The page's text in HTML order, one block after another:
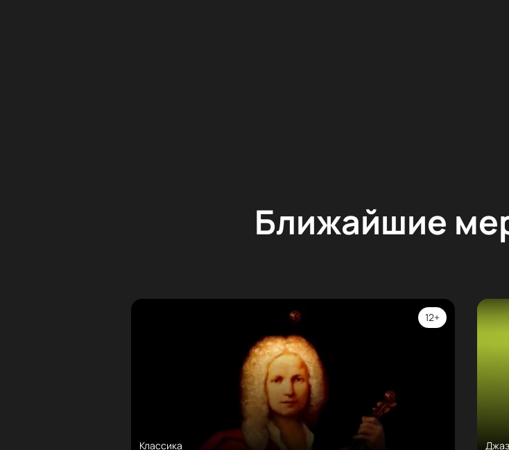
Ближайшие
Классика
12+